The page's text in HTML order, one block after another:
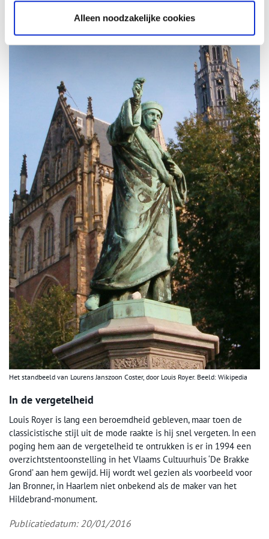
Alleen noodzakelijke cookies
Het standbeeld van Lourens Janszoon Coster, door Louis Royer. Beeld: Wikipedia
In de vergetelheid
Louis Royer is lang een beroemdheid gebleven, maar toen de
classicistische stijl uit de mode raakte is hij snel vergeten. In een
poging hem aan de vergetelheid te ontrukken is er in 1994 een
overzichtstentoonstelling in het Vlaams Cultuurhuis ‘De Brakke
Grond’ aan hem gewijd. Hij wordt wel gezien als voorbeeld voor
Jan Bronner, in Haarlem niet onbekend als de maker van het
Hildebrand-monument.
Publicatiedatum: 20/01/2016